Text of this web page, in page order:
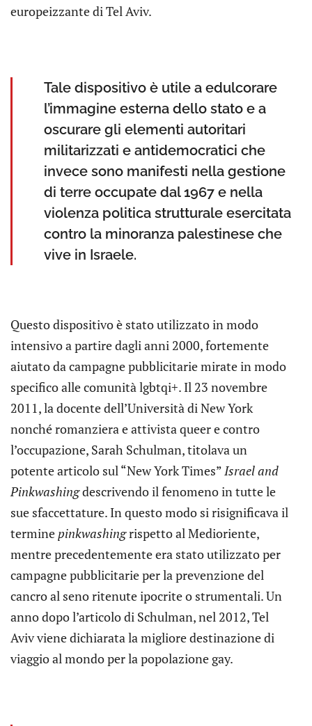
europeizzante di Tel Aviv.
Tale dispositivo è utile a edulcorare
l’immagine esterna dello stato e a
oscurare gli elementi autoritari
militarizzati e antidemocratici che
invece sono manifesti nella gestione
di terre occupate dal 1967 e nella
violenza politica strutturale esercitata
contro la minoranza palestinese che
vive in Israele.
Questo dispositivo è stato utilizzato in modo
intensivo a partire dagli anni 2000, fortemente
aiutato da campagne pubblicitarie mirate in modo
specifico alle comunità lgbtqi+. Il 23 novembre
2011, la docente dell’Università di New York
nonché romanziera e attivista queer e contro
l’occupazione, Sarah Schulman, titolava un
potente articolo sul “New York Times”Israel and
Pinkwashingdescrivendo il fenomeno in tutte le
sue sfaccettature. In questo modo si risignificava il
termine pinkwashingrispetto al Medioriente,
mentre precedentemente era stato utilizzato per
campagne pubblicitarie per la prevenzione del
cancro al seno ritenute ipocrite o strumentali. Un
anno dopo l’articolo di Schulman, nel 2012, Tel
Aviv viene dichiarata la migliore destinazione di
viaggio al mondo per la popolazione gay.